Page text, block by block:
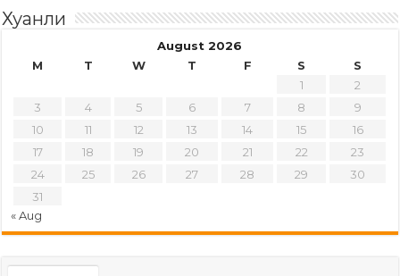
Хуанли
August 2026
M
T W T F S
S
1
2
3
4 5 6 7 8
9
10
11 12 13 14 15
16
17
18 19 20 21 22
23
24
25 26 27 28 29
30
31
« Aug